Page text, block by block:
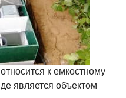
к емкостному
является объектом